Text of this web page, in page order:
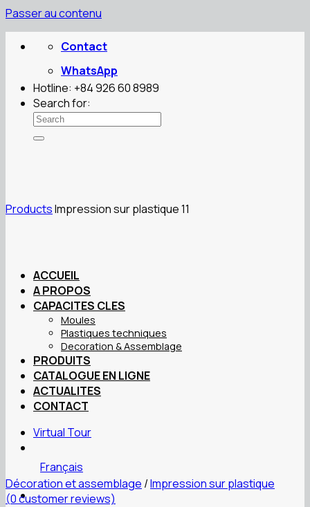
Passer au contenu
Contact
WhatsApp
Hotline: +84 926 60 8989
Search for:
ACCUEIL
A PROPOS
CAPACITES CLES
Moules
Plastiques techniques
Decoration & Assemblage
PRODUITS
CATALOGUE EN LIGNE
ACTUALITES
CONTACT
Virtual Tour
Français
ProductsImpression sur plastique 11
Décoration et assemblage /Impression sur plastique
(0customer reviews)